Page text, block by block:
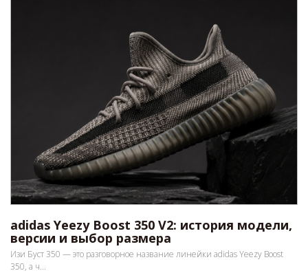
adidas Yeezy Boost 350 V2: история модели,
версии и выбор размера
Изи Буст 350 — это разговорное название линейки adidas Yeezy Boost
350, а ч...